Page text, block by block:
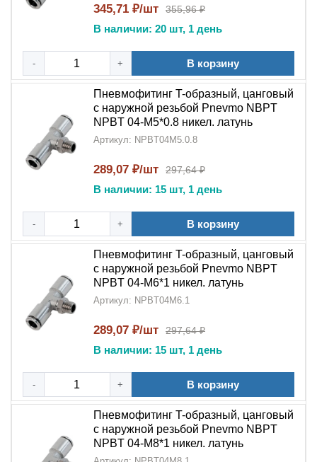
В промышленныхпневматических системах
автоматизированных линиях
В компрессорном оборудовании
В системах распределения сжатого воздуха
В пневмоавтоматике и управляющих системах
В станочном оборудовании и технологических
установках
5 причин выбрать NPBT:
Качество материалов
Никелированная
латуньобеспечивает длительную эксплуатацию
Функциональность: T-образная
конструкцияоптимальна для разветвления
магистралей
Простота обслуживания: Цанговый
механизмупрощает замену трубок
Герметичность:Наружная резьба
гарантирует надежное соединение
Широкая совместимость: Подходит для
большинства промышленных стандартов
345,71 ₽/шт 355,96 ₽
В наличии: 20 шт, 1 день
- + В корзину
Пневмофитинг T-образный, цанговый
с наружной резьбой Pnevmo NBPT
NPBT 04-M5*0.8 никел. латунь
Артикул: NPBT04M5.0.8
289,07 ₽/шт 297,64 ₽
В наличии: 15 шт, 1 день
- + В корзину
Пневмофитинг T-образный, цанговый
с наружной резьбой Pnevmo NBPT
NPBT 04-M6*1 никел. латунь
Артикул: NPBT04M6.1
289,07 ₽/шт 297,64 ₽
В наличии: 15 шт, 1 день
- + В корзину
Пневмофитинг T-образный, цанговый
с наружной резьбой Pnevmo NBPT
NPBT 04-M8*1 никел. латунь